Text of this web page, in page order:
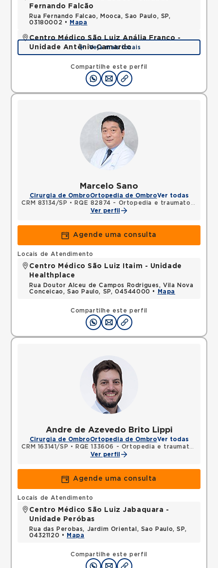
Compartilhe este perfil
Fernando Falcão
Rua Fernando Falcao, Mooca, Sao Paulo, SP,
03180002 •
Mapa
Centro Médico São Luiz Anália Franco -
Unidade Antônio Camardo
Rua Antonio Camardo, Tatuape, Sao Paulo, SP,
Mapa
Veja mais locais
Marcelo Sano
Cirurgia de OmbroOrtopedia de OmbroVer todas
CRM 83134/SP •
RQE 82874 - Ortopedia e traumatologia
Ver perfil
Agende uma consulta
Compartilhe este perfil
Locais de Atendimento
Centro Médico São Luiz Itaim - Unidade
Healthplace
Rua Doutor Alceu de Campos Rodrigues, Vila Nova
Conceicao, Sao Paulo, SP, 04544000 •
Mapa
Andre de Azevedo Brito Lippi
Cirurgia de OmbroOrtopedia de OmbroVer todas
CRM 163141/SP •
RQE 133606 - Ortopedia e traumatologia
Ver perfil
Agende uma consulta
Compartilhe este perfil
Locais de Atendimento
Centro Médico São Luiz Jabaquara -
Unidade Peróbas
Rua das Perobas, Jardim Oriental, Sao Paulo, SP,
04321120 •
Mapa